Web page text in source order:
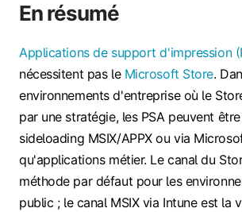
En résumé
Applications de support d'impression
nécessitent pas le Microsoft Store.
environnements d'entreprise où le
par une stratégie, les PSA peuvent
sideloading MSIX/APPX ou via
qu'applications métier. Le canal du
méthode par défaut pour les
public ; le canal MSIX via Intune est la